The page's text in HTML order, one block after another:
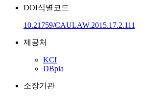
DOI식별코드
10.21759/CAULAW.2015.17.2.111
제공처
KCI
DBpia
소장기관